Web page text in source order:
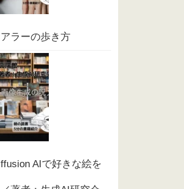
ラーの歩き方
AIで好きな絵を